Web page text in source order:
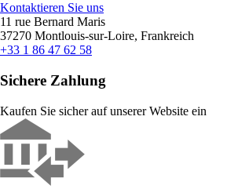
Kontaktieren Sie uns
11 rue Bernard Maris
37270 Montlouis-sur-Loire, Frankreich
+33 1 86 47 62 58
Sichere Zahlung
Kaufen Sie sicher auf unserer Website ein